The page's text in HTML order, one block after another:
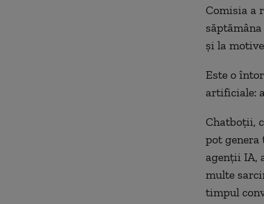
Comisia a
și la
Este o
artificiale:
Chatboții,
pot genera
agenții IA,
multe
timpul